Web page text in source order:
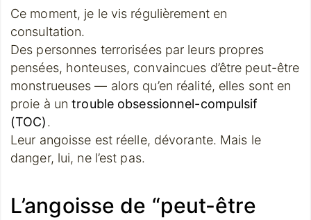
Ce moment, je le vis régulièrement en
consultation.
Des personnes terrorisées par leurs propres
pensées, honteuses, convaincues d’être peut-être
monstrueuses — alors qu’en réalité, elles sont en
proie à untrouble obsessionnel-compulsif
(TOC).
Leur angoisse est réelle, dévorante. Mais le
danger, lui, ne l’est pas.
L’angoisse de “peut-être